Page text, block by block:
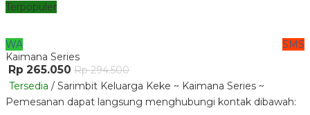
Terpopuler
WA
SMS
Kaimana Series
Rp 265.050 Rp 294.500
Tersedia / Sarimbit Keluarga Keke ~ Kaimana Series ~
Pemesanan dapat langsung menghubungi kontak dibawah: